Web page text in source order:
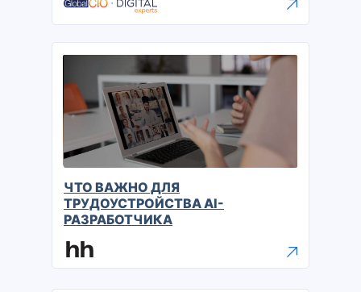
ЧТО ВАЖНО ДЛЯ
ТРУДОУСТРОЙСТВА AI-
РАЗРАБОТЧИКА